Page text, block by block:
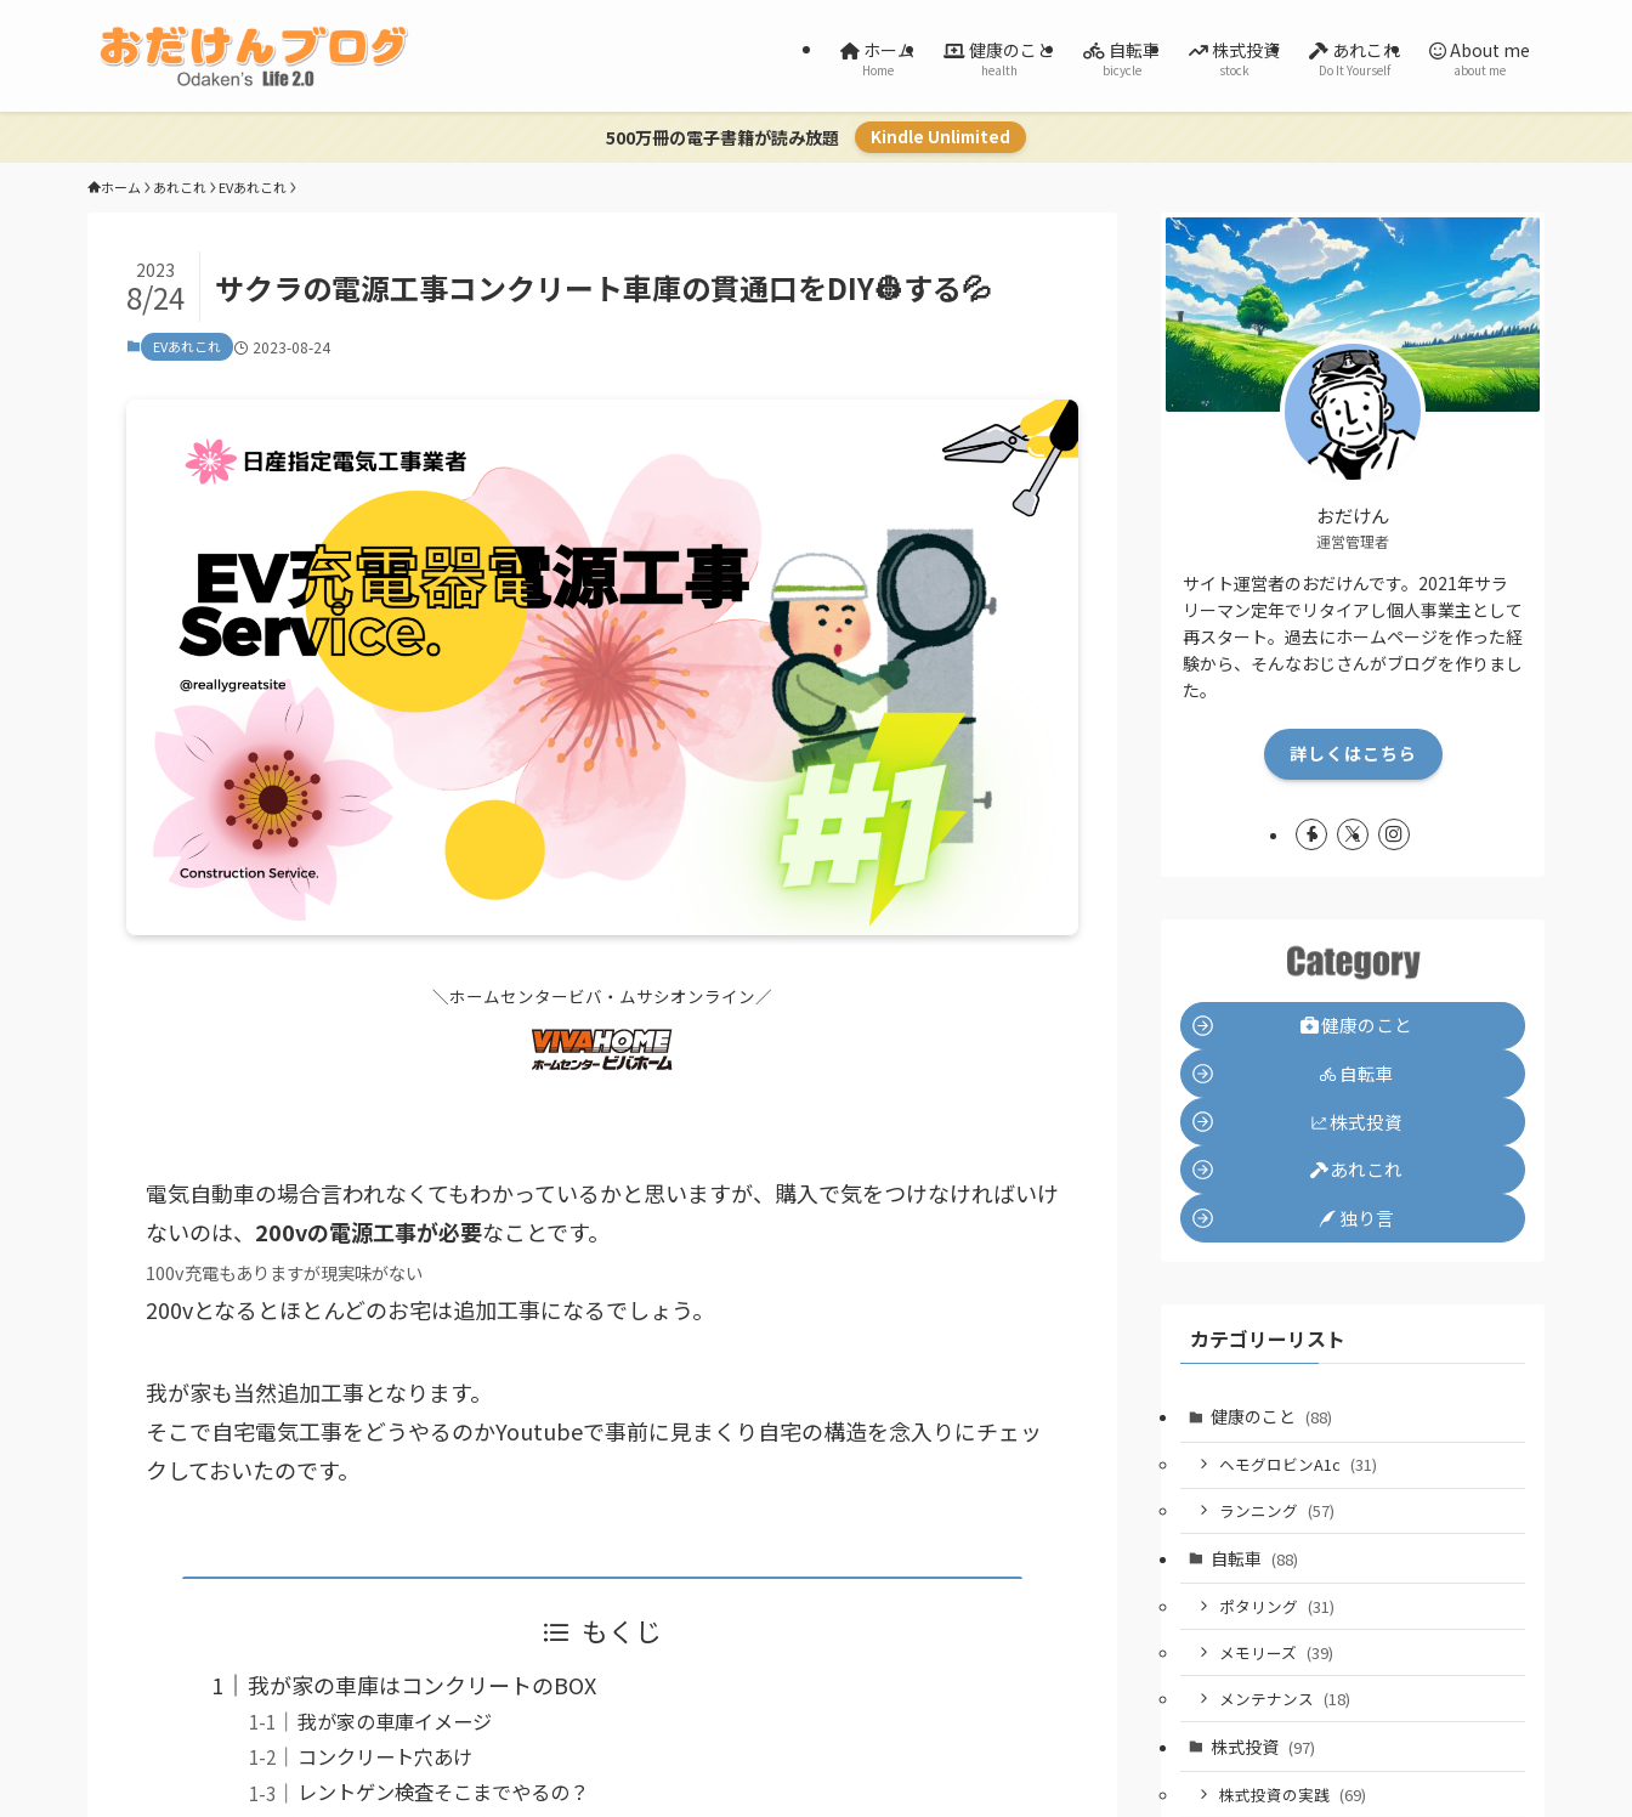
ホーム
Home
健康のこと
health
自転車
bicycle
株式投資
stock
あれこれ
Do It Yourself
About me
about me
500万冊の電子書籍が読み放題 Kindle Unlimited
ホーム あれこれ EVあれこれ
サクラの電源工事コンクリート車庫の貫通口をDIY👷する💦
2023
8/24
EVあれこれ 2023-08-24
＼ホームセンタービバ・ムサシオンライン／
電気自動車の場合言われなくてもわかっているかと思いますが、購入で気をつけなければいけ
ないのは、 200vの電源工事が必要なことです。
100v充電もありますが現実味がない
200vとなるとほとんどのお宅は追加工事になるでしょう。
我が家も当然追加工事となります。
そこで自宅電気工事をどうやるのかYoutubeで事前に見まくり自宅の構造を念入りにチェッ
クしておいたのです。
もくじ
我が家の車庫はコンクリートのBOX
我が家の車庫イメージ
コンクリート穴あけ
レントゲン検査そこまでやるの？
おだけん
運営管理者
サイト運営者のおだけんです。2021年サラ
リーマン定年でリタイアし個人事業主として
再スタート。過去にホームページを作った経
験から、そんなおじさんがブログを作りまし
た。
詳しくはこちら
健康のこと
自転車
株式投資
あれこれ
独り言
カテゴリーリスト
健康のこと (88)
ヘモグロビンA1c (31)
ランニング (57)
自転車 (88)
ポタリング (31)
メモリーズ (39)
メンテナンス (18)
株式投資 (97)
株式投資の実践 (69)